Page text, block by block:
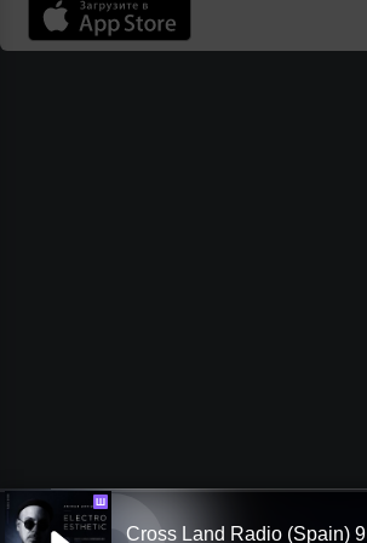
Ш
Cross Land Radio (Spain) 9